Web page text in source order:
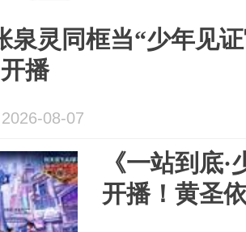
泉灵同框当“少年见
播
08-07
《一站到底
开播！黄圣